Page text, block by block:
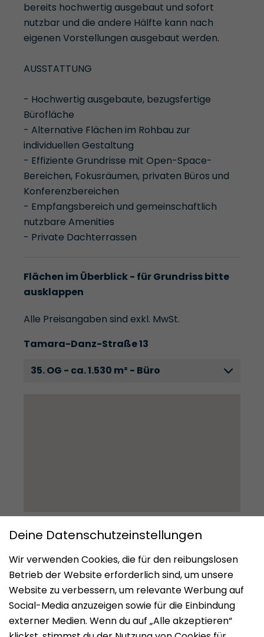
bereits hochwertig ausgebaut und sofort
nutzbar und die andere Hälfte kann nach
eigenen Vorstellungen ausgebaut werden.
AUSSTATTUNG
- Hochwertig ausgebaute, bezugsfertige
Bürofläche
- Alternative Flächen im Rohbau zur
individuellen Gestaltung
- Effiziente Grundrisse mit Open-Space-
Bereichen, Fokusräumen, privaten Büros und
Konferenzbereichen
- Empfangsbereich und gemeinschaftlich
nutzbare Amenities
- Private Dachterrassen
Flächen im Überblick - für Grundriss bitte
ausklappen
Alle Preisangaben sind exkl. MwSt.
Tamara-Danz-Straße 13
35. OG - ca. 1.530 m² - Büro